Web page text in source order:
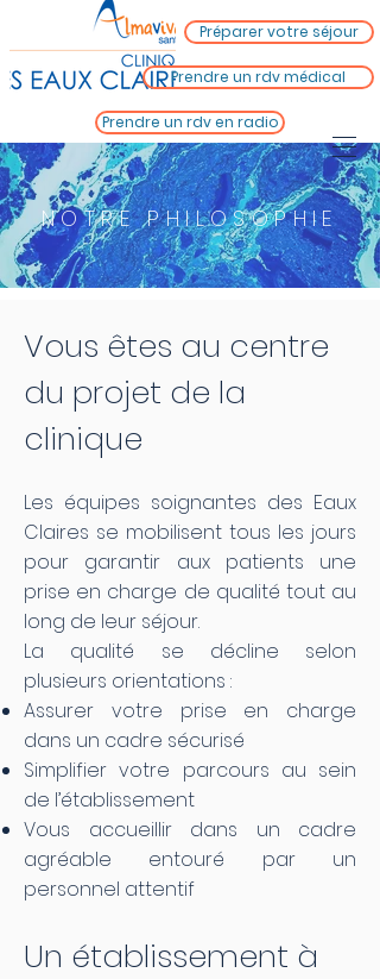
Préparer votre séjour
Prendre un rdv médical
Prendre un rdv en radio
NOTRE PHILOSOPHIE
Vous êtes au centre
du projet de la
clinique
Les équipes soignantes des Eaux
Claires se mobilisent tous les jours
pour garantir aux patients une
prise en charge de qualité tout au
long de leur séjour.
La qualité se décline selon
plusieurs orientations :
Assurer votre prise en charge
dans un cadre sécurisé
Simplifier votre parcours au sein
de l’établissement
Vous accueillir dans un cadre
agréable entouré par un
personnel attentif
Un établissement à